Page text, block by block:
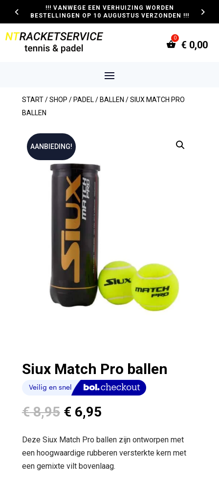
!!! VANWEGE EEN VERHUIZING WORDEN
BESTELLINGEN OP 10 AUGUSTUS VERZONDEN !!!
€ 0,00
START/SHOP / PADEL / BALLEN / SIUX MATCH PRO
BALLEN
AANBIEDING!
Siux Match Pro ballen
€8,95 Oorspronkelijke
prijs
was:
€ 8,95.
€6,95Huidige
is:
€ 6,95.
Deze Siux Match Pro ballen zijn ontworpen met
een hoogwaardige rubberen versterkte kern met
een gemixte vilt bovenlaag.